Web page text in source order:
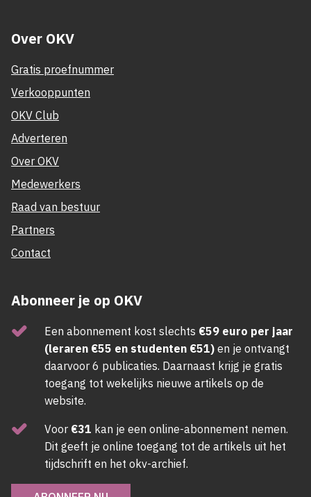
Over OKV
Gratis proefnummer
Verkooppunten
OKV Club
Adverteren
Over OKV
Medewerkers
Raad van bestuur
Partners
Contact
Abonneer je op OKV
Een abonnement kost slechts €59 euro per jaar
(leraren €55 en studenten €51) en je ontvangt
daarvoor 6 publicaties. Daarnaast krijg je gratis
toegang tot wekelijks nieuwe artikels op de
website.
Voor €31 kan je een online-abonnement nemen.
Dit geeft je online toegang tot de artikels uit het
tijdschrift en het okv-archief.